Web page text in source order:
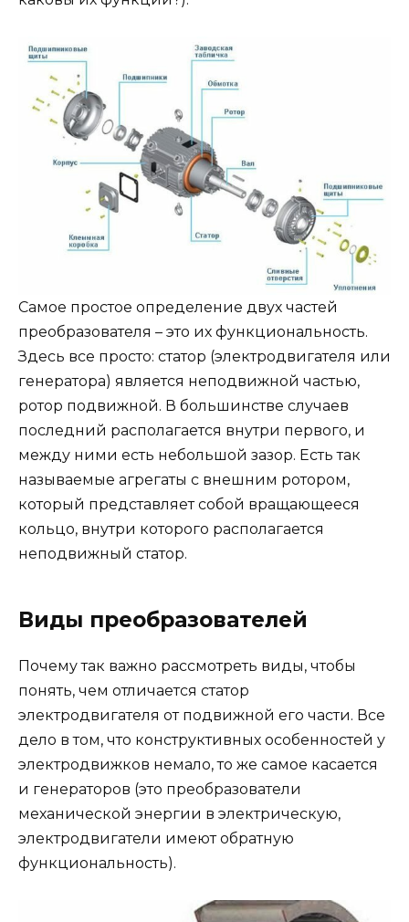
Самое простое определение двух частей
преобразователя – это их функциональность.
Здесь все просто: статор (электродвигателя или
генератора) является неподвижной частью,
ротор подвижной. В большинстве случаев
последний располагается внутри первого, и
между ними есть небольшой зазор. Есть так
называемые агрегаты с внешним ротором,
который представляет собой вращающееся
кольцо, внутри которого располагается
неподвижный статор.
Виды преобразователей
Почему так важно рассмотреть виды, чтобы
понять, чем отличается статор
электродвигателя от подвижной его части. Все
дело в том, что конструктивных особенностей у
электродвижков немало, то же самое касается
и генераторов (это преобразователи
механической энергии в электрическую,
электродвигатели имеют обратную
функциональность).